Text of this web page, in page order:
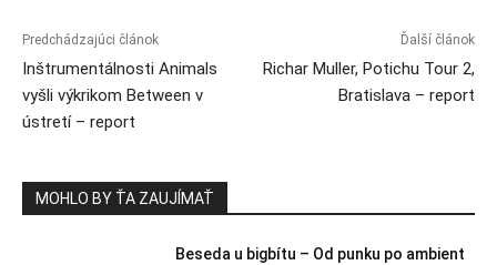
Predchádzajúci článok
Inštrumentálnosti Animals
vyšli výkrikom Between v
ústretí – report
Ďalší článok
Richar Muller, Potichu Tour 2,
Bratislava – report
MOHLO BY ŤA ZAUJÍMAŤ
Beseda u bigbítu – Od punku po ambient